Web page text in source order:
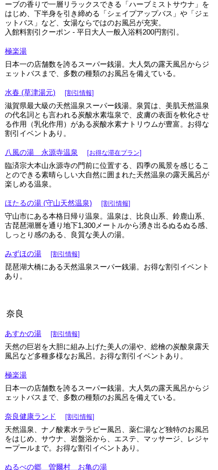
ーブの香りで一層リラックスできる「ハーブミストサウナ」を
はじめ、下半身を引き締める「シェイプアップバス」や「ジェ
ットバス」など、女湯ならではのお風呂が充実。
入館料割引クーポン - 平日大人一般入浴料200円割引。
極楽湯
日本一の店舗数を誇るスーパー銭湯。大人気の露天風呂からジ
ェットバスまで、多数の種類のお風呂を備えている。
水春 (草津湯元) [割引情報]
滋賀県最大級の天然温泉スーパー銭湯。泉質は、美肌天然温泉
の代名詞とも言われる炭酸水素塩泉で、皮膚の表面を軟化させ
る作用（乳化作用）がある炭酸水素ナトリウムが豊富。お得な
割引イベントあり。
八風の湯 永源寺温泉 [お得な滞在プラン]
臨済宗大本山永源寺の門前に位置する、四季の風景を感じるこ
とのできる素晴らしい大自然に囲まれた天然温泉の露天風呂が
楽しめる温泉。
ほたるの湯 (守山天然温泉) [割引情報]
守山市にある本格日帰り温泉。温泉は、比良山系、鈴鹿山系、
古琵琶湖層を通り地下1,300メートルから湧き出るぬるぬる感、
しっとり感のある、良質な美人の湯。
みずほの湯 [割引情報]
琵琶湖大橋にある天然温泉スーパー銭湯。お得な割引イベント
あり。
奈良
あすかの湯 [割引情報]
天然の巨岩を大胆に組み上げた美人の湯や、総檜の炭酸泉露天
風呂など多種多様なお風呂。お得な割引イベントあり。
極楽湯
日本一の店舗数を誇るスーパー銭湯。大人気の露天風呂からジ
ェットバスまで、多数の種類のお風呂を備えている。
奈良健康ランド [割引情報]
天然温泉、ナノ酸素水テラピー風呂、薬仁湯など独特のお風呂
をはじめ、サウナ、岩盤浴から、エステ、マッサージ、レジャ
ープールまで。お得な割引イベントあり。
ぬるべの郷 曽爾村 お亀の湯